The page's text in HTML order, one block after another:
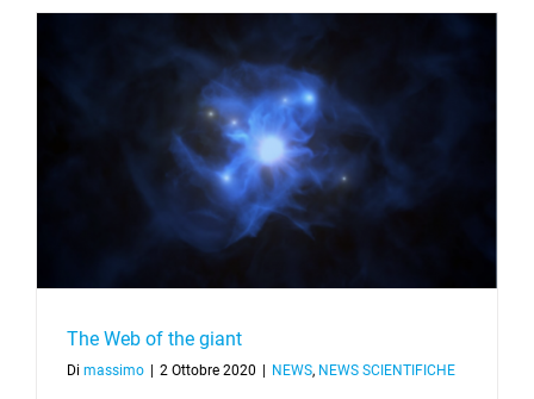
The Web of the giant
Di massimo | 2 Ottobre 2020 | NEWS, NEWS SCIENTIFICHE